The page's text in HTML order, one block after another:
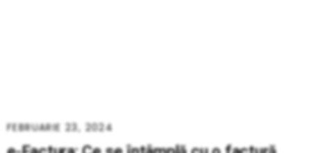
FEBRUARIE 23, 2024